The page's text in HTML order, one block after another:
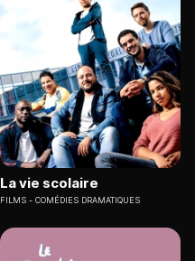
La vie scolaire
FILMS COMÉDIES DRAMATIQUES